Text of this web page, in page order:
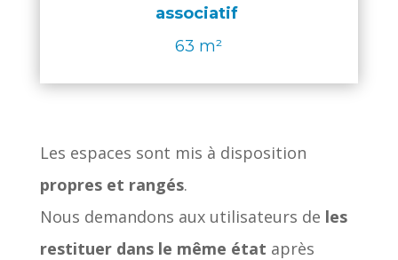
associatif
63 m²
Les espaces sont mis à disposition
propres et rangés.
Nous demandons aux utilisateurs de les
restituer dans le même état après